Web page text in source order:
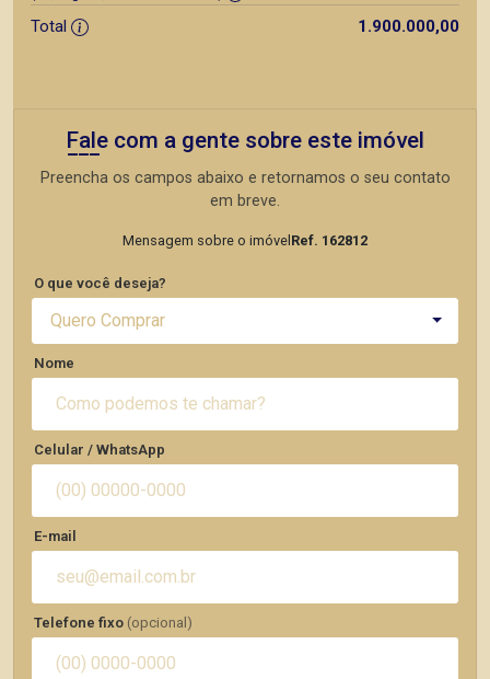
Total
1.900.000,00
Fale com a gente sobre este imóvel
Preencha os campos abaixo e retornamos o seu contato
em breve.
Mensagem sobre o imóvel Ref. 162812
O que você deseja?
Quero Comprar
Nome
Celular / WhatsApp
E-mail
Telefone fixo (opcional)